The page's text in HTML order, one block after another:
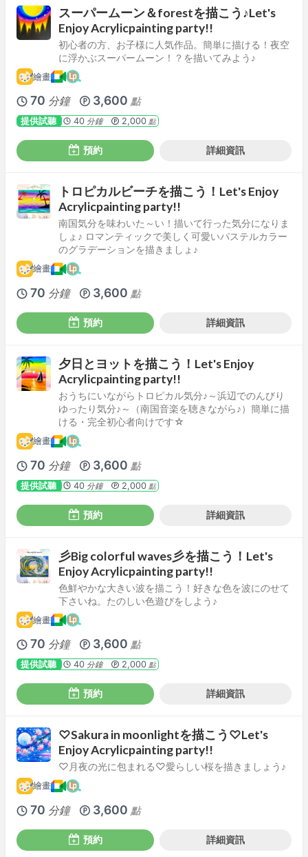
スーパームーン＆forestを描こう♪Let's
Enjoy Acrylicpainting party!!
初心者の方、お子様に人気作品。簡単に描ける！夜空
に浮かぶスーパームーン！？を描いてみよう♪
繪畫
70 分鐘 3,600 點
提供試聽 40 分鐘 2,000點
預約 詳細資訊
トロピカルビーチを描こう！Let's Enjoy
Acrylicpainting party!!
南国気分を味わいた～い！描いて行った気分になりま
しょ♪ ロマンティックで美しく可愛いパステルカラー
のグラデーションを描きましょ♪
繪畫
70 分鐘 3,600 點
預約 詳細資訊
夕日とヨットを描こう！Let's Enjoy
Acrylicpainting party!!
おうちにいながらトロピカル気分♪～浜辺でのんびり
ゆったり気分♪～（南国音楽を聴きながら♪）簡単に描
ける・完全初心者向けです☆
繪畫
70 分鐘 3,600 點
提供試聽 40 分鐘 2,000點
預約 詳細資訊
彡Big colorful waves彡を描こう！Let's
Enjoy Acrylicpainting party!!
色鮮やかな大きい波を描こう！好きな色を波にのせて
下さいね。たのしい色遊びをしよう♪
繪畫
70 分鐘 3,600 點
提供試聽 40 分鐘 2,000點
預約 詳細資訊
♡Sakura in moonlightを描こう♡Let's
Enjoy Acrylicpainting party!!
♡月夜の光に包まれる♡愛らしい桜を描きましょう♪
繪畫
70 分鐘 3,600 點
預約 詳細資訊